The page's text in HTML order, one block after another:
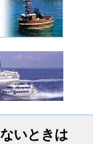
いときは